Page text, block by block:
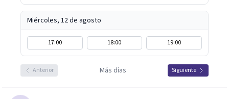
Miércoles, 12 de agosto
17:00 18:00 19:00
Anterior Más días Siguiente